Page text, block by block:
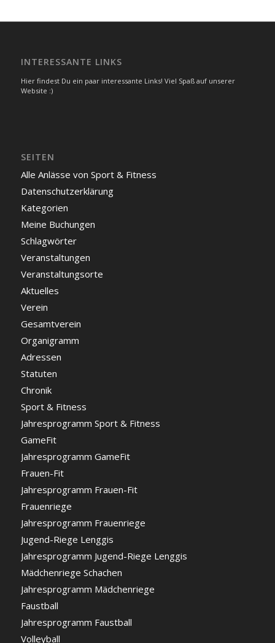
INTERESSANTE LINKS
Hier findest Du ein paar interessante Links! Viel Spaß auf unserer
Website :)
SEITEN
Alle Anlässe von Sport & Fitness
Datenschutzerklärung
Kategorien
Meine Buchungen
Schlagwörter
Veranstaltungen
Veranstaltungsorte
Aktuelles
Verein
Gesamtverein
Organigramm
Adressen
Statuten
Chronik
Sport & Fitness
Jahresprogramm Sport & Fitness
GameFit
Jahresprogramm GameFit
Frauen-Fit
Jahresprogramm Frauen-Fit
Frauenriege
Jahresprogramm Frauenriege
Jugend-Riege Lenggis
Jahresprogramm Jugend-Riege Lenggis
Mädchenriege Schachen
Jahresprogramm Mädchenriege
Faustball
Jahresprogramm Faustball
Volleyball